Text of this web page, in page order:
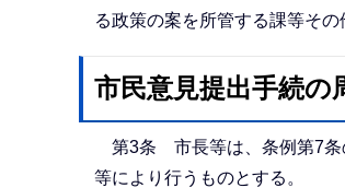
る政策の案を所管する課等そ
市民意見提出手続の
第3条 市長等は、条例第7条
等により行うものとする。